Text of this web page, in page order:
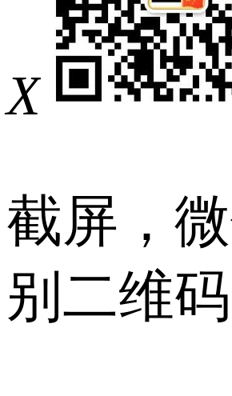
X
截屏，
别二维码